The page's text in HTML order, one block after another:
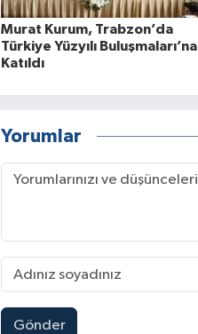
Murat Kurum, Trabzon’da
Türkiye Yüzyılı Buluşmaları’na
Katıldı
Yorumlar
Gönder